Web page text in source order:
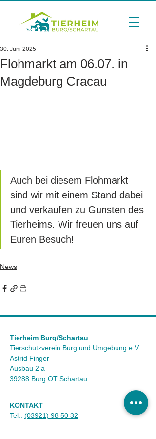
Flohmarkt am 06.07. in
Magdeburg Cracau
30. Juni 2025
Auch bei diesem Flohmarkt
sind wir mit einem Stand dabei
und verkaufen zu Gunsten des
Tierheims. Wir freuen uns auf
Euren Besuch!
News
Tierheim Burg/Schartau
Tierschutzverein Burg und Umgebung e.V.
Astrid Finger
Ausbau 2 a
39288 Burg OT Schartau
KONTAKT
Tel.: (03921) 98 50 32